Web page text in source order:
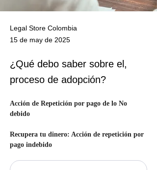
Legal Store Colombia
15 de may de 2025
¿Qué debo saber sobre el,
proceso de adopción?
Acción de Repetición por pago de lo No
debido
Recupera tu dinero: Acción de repetición por
pago indebido